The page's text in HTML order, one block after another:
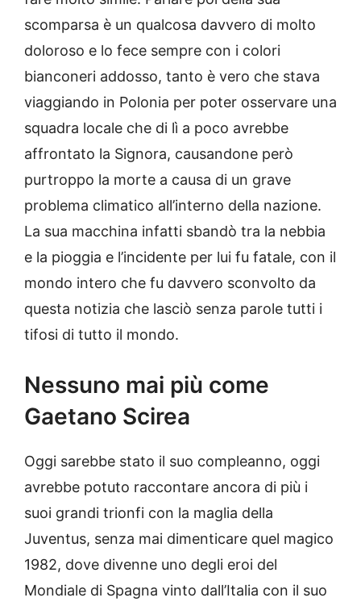
scomparsa è un qualcosa davvero di molto
doloroso e lo fece sempre con i colori
bianconeri addosso, tanto è vero che stava
viaggiando in Polonia per poter osservare una
squadra locale che di lì a poco avrebbe
affrontato la Signora, causandone però
purtroppo la morte a causa di un grave
problema climatico all’interno della nazione.
La sua macchina infatti sbandò tra la nebbia
e la pioggia e l’incidente per lui fu fatale, con il
mondo intero che fu davvero sconvolto da
questa notizia che lasciò senza parole tutti i
tifosi di tutto il mondo.
Nessuno mai più come
Gaetano Scirea
Oggi sarebbe stato il suo compleanno, oggi
avrebbe potuto raccontare ancora di più i
suoi grandi trionfi con la maglia della
Juventus, senza mai dimenticare quel magico
1982, dove divenne uno degli eroi del
Mondiale di Spagna vinto dall’Italia con il suo